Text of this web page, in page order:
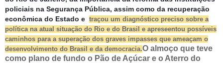
policiais na Segurança Pública, assim como da recuperação
econômica do Estado e traçou um diagnóstico preciso sobre a
política na atual situação do Rio e do Brasil e apreseentou possíveis
caminhos para a superação dos graves impasses que ameaçam o
desenvolvimento do Brasil e da democracia.O almoço que teve
como plano de fundo o Pão de Açúcar e o Aterro do